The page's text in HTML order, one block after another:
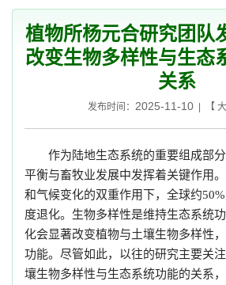
植物所杨元合研究团队
改变生物多样性与生态
关系
发布时间： 2025-11-10| 【 大
作为陆地生态系统的重要组成部
平衡与畜牧业发展中发挥着关键作用
和气候变化的双重作用下，全球约50%
度退化。生物多样性是维持生态系统
化会显著改变植物与土壤生物多样性
功能。尽管如此，以往的研究主要关
壤生物多样性与生态系统功能的关系